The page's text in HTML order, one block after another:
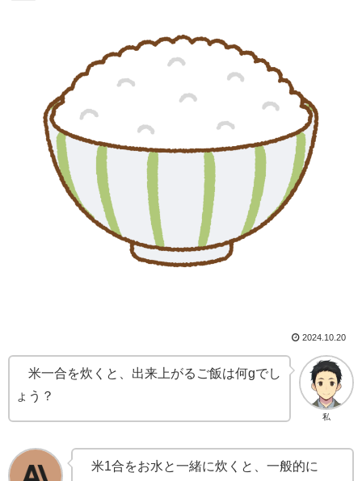
2024.10.20
私
米一合を炊くと、出来上がるご飯は何gでし
ょう？
米1合をお水と一緒に炊くと、一般的に